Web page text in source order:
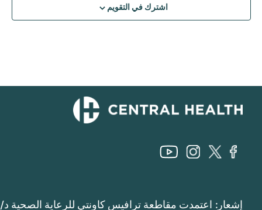
اشترك في التقويم
إشعار: اعتمدت مقاطعة ترافيس كاونتي للرعاية الصحية د/